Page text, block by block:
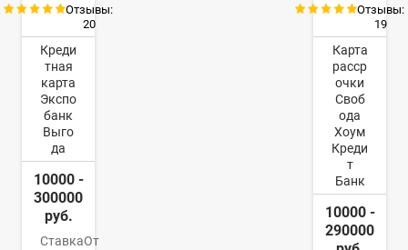
Отзывы:
20
Креди
тная
карта
Экспо
банк
Выго
да
10000 -
300000
руб.
СтавкаОт
Отзывы:
19
Карта
расср
очки
Своб
ода
Хоум
Креди
т
Банк
10000 -
290000